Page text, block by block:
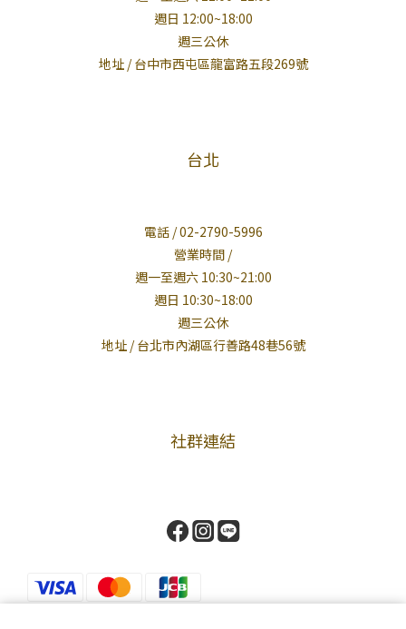
週日 12:00~18:00
週三公休
地址 / 台中市西屯區龍富路五段269號
台北
電話 / 02-2790-5996
營業時間 /
週一至週六 10:30~21:00
週日 10:30~18:00
週三公休
地址 / 台北市內湖區行善路48巷56號
社群連結